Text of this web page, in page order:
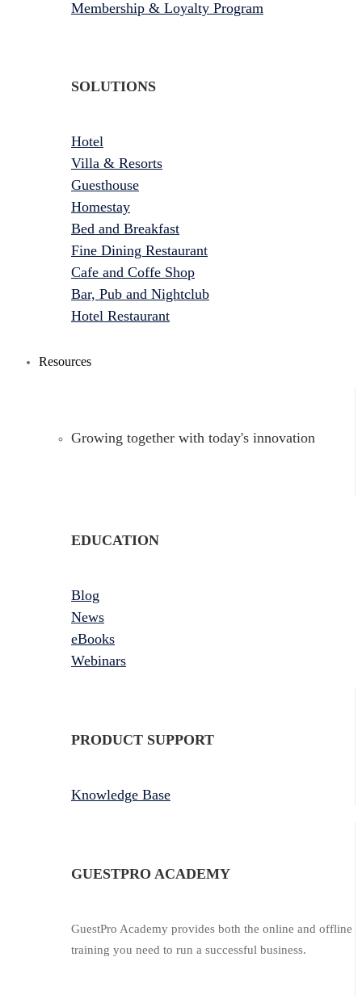
Membership & Loyalty Program
SOLUTIONS
Hotel
Villa & Resorts
Guesthouse
Homestay
Bed and Breakfast
Fine Dining Restaurant
Cafe and Coffe Shop
Bar, Pub and Nightclub
Hotel Restaurant
Resources
Growing together with today's innovation
EDUCATION
Blog
News
eBooks
Webinars
PRODUCT SUPPORT
Knowledge Base
GUESTPRO ACADEMY
GuestPro Academy provides both the online and offline
training you need to run a successful business.